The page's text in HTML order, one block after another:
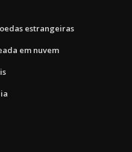
estrangeiras
em nuvem